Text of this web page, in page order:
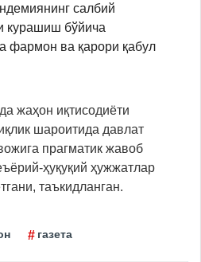
салбий
курашиш бўйича
фармон ва қарори қабул
жаҳон иқтисодиёти
шароитида давлат
прагматик жавоб
ҳуқуқий ҳужжатлар
таъкидланган.
газета